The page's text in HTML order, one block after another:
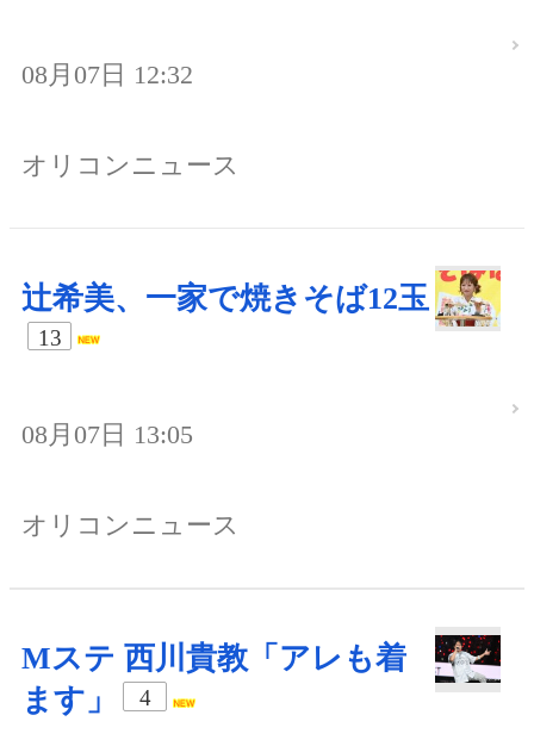
08月07日 12:32
オリコンニュース
辻希美、一家で焼きそば12玉
13
08月07日 13:05
オリコンニュース
Mステ 西川貴教「アレも着
ます」
4